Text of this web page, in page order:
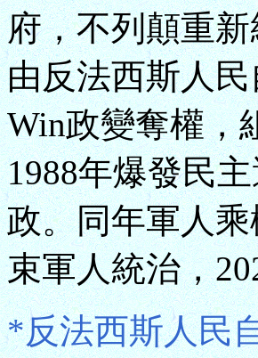
府，不列顛重
由反法西斯人
Win政變奪權，
1988年爆發民
政。同年軍人
束軍人統治，
*反法西斯人民